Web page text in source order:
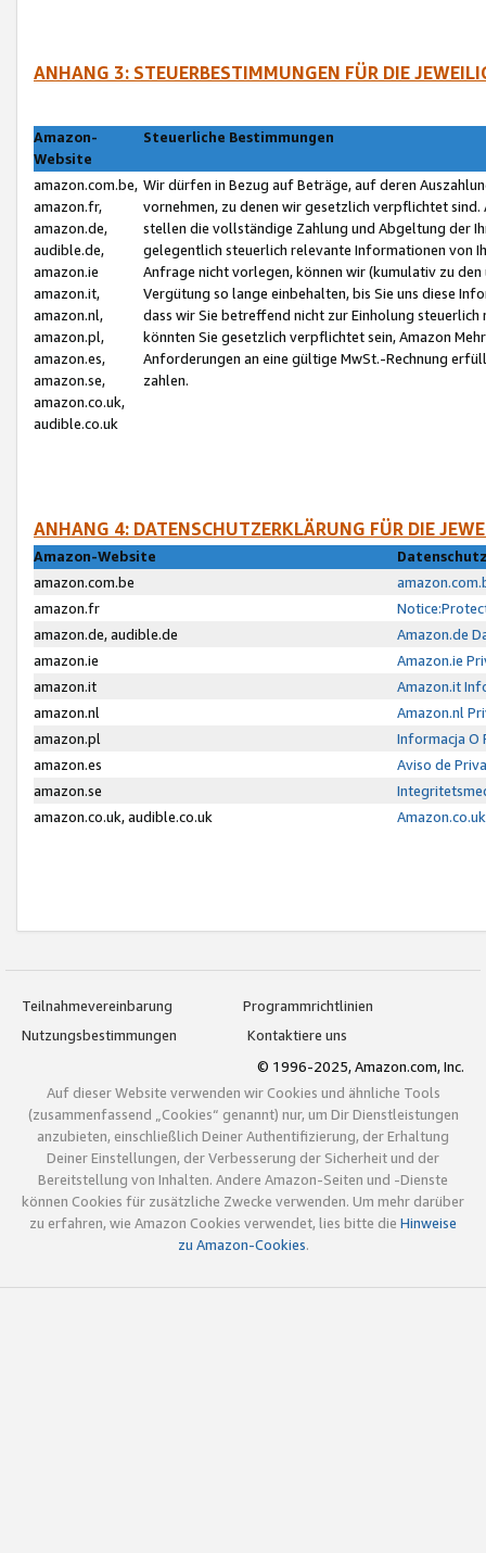
ANHANG 3: STEUERBESTIMMUNGEN FÜR DIE
Amazon-
Website
Steuerliche Bestimmungen
amazon.com.be,
amazon.fr,
amazon.de,
audible.de,
amazon.ie
amazon.it,
amazon.nl,
amazon.pl,
amazon.es,
amazon.se,
amazon.co.uk,
audible.co.uk
Wir dürfen in Bezug auf Beträge, auf deren
vornehmen, zu denen wir gesetzlich verpflichtet
stellen die vollständige Zahlung und Abgeltung der
gelegentlich steuerlich relevante Informationen von
Anfrage nicht vorlegen, können wir (kumulativ zu
Vergütung so lange einbehalten, bis Sie uns diese
dass wir Sie betreffend nicht zur Einholung
könnten Sie gesetzlich verpflichtet sein, Amazon
Anforderungen an eine gültige MwSt.-Rechnung
zahlen.
ANHANG 4: DATENSCHUTZERKLÄRUNG FÜR DIE
Amazon-Website
amazon.com.be
amazon.fr
amazon.de, audible.de
Amazon.de
amazon.ie
Amazon.ie
amazon.it
Amazon.it
amazon.nl
Amazon.nl
amazon.pl
Informacja O
amazon.es
Aviso de
amazon.se
amazon.co.uk, audible.co.uk
Teilnahmevereinbarung
Programmrichtlinien
Nutzungsbestimmungen
Kontaktiere uns
© 1996-2025, Amazon.com, Inc.
Auf dieser Website verwenden wir Cookies und ähnliche Tools
(zusammenfassend „Cookies“ genannt) nur, um Dir Dienstleistungen
anzubieten, einschließlich Deiner Authentifizierung, der Erhaltung
Deiner Einstellungen, der Verbesserung der Sicherheit und der
Bereitstellung von Inhalten. Andere Amazon-Seiten und -Dienste
können Cookies für zusätzliche Zwecke verwenden. Um mehr darüber
zu erfahren, wie Amazon Cookies verwendet, lies bitte die Hinweise
zu Amazon-Cookies.